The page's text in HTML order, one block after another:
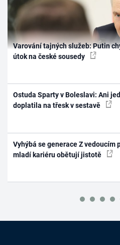
Varování tajných služeb: Putin
útok na české sousedy
Ostuda Sparty v Boleslavi: Ani
doplatila na třesk v sestavě
Vyhýbá se generace Z vedoucím
mladí kariéru obětují jistotě